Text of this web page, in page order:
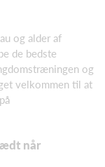
og alder af
de bedste
og
velkommen til at
når